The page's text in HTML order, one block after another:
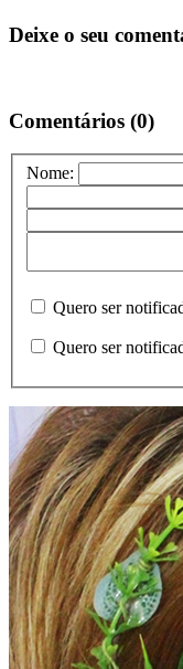
Deixe o seu
Comentários (0)
Nome:
Quero ser
Quero ser